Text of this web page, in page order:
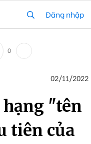
Đăng nhập
0
02/11/2022
hạng "tên
tiên của